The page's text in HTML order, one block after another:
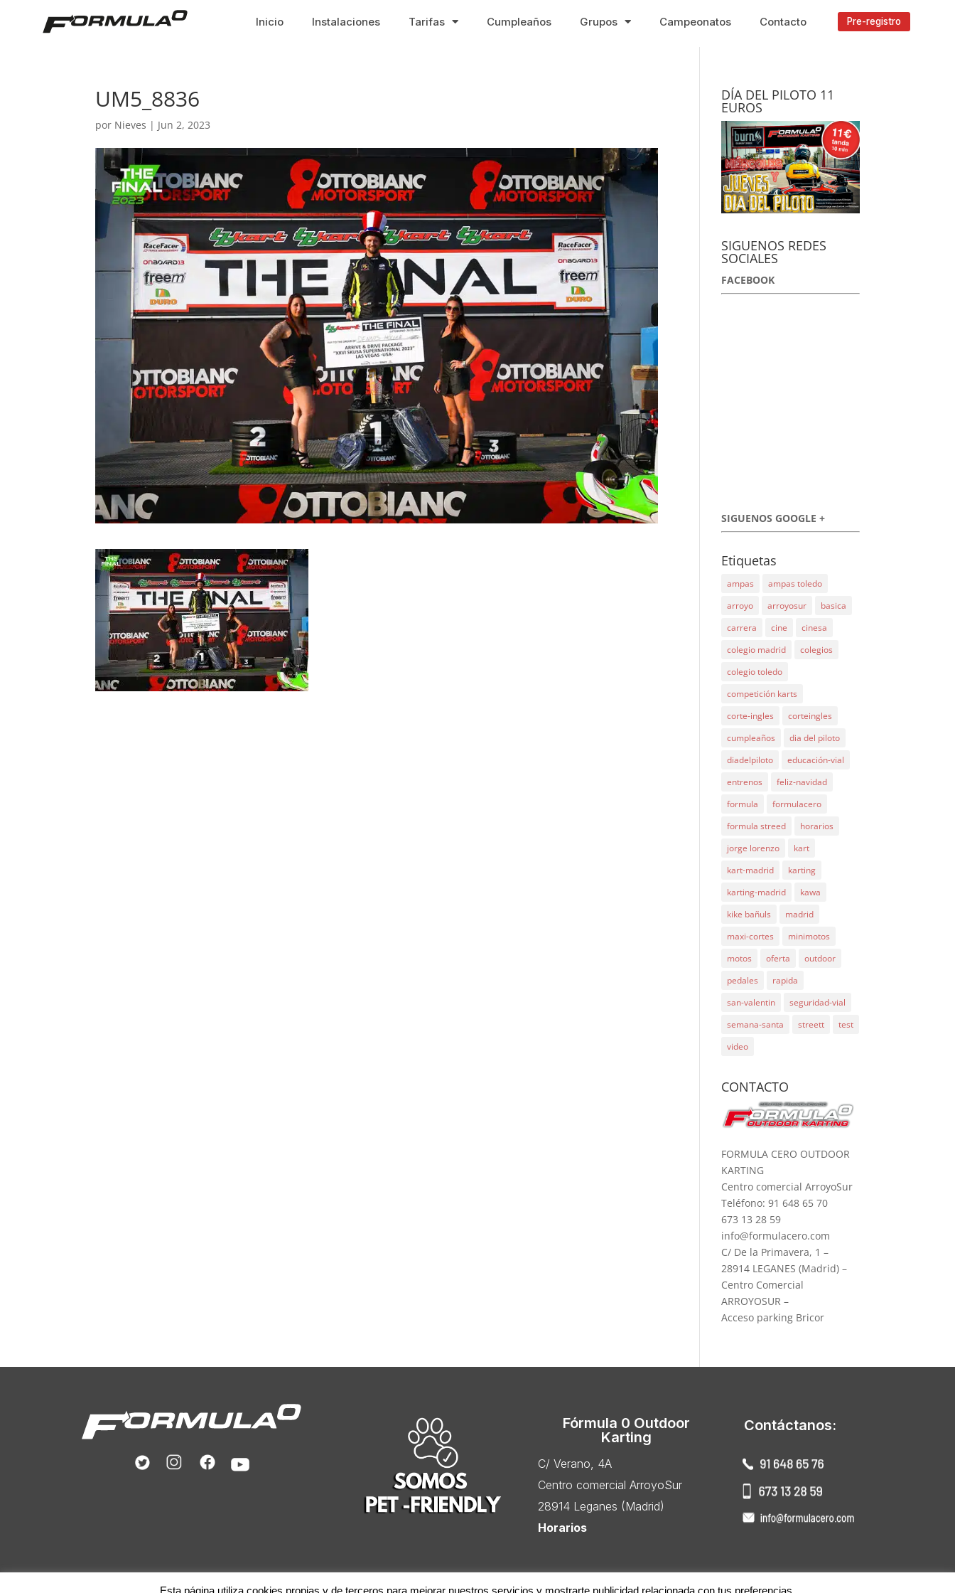
Inicio Instalaciones Tarifas Cumpleaños Grupos Campeonatos Contacto Pre-registro
UM5_8836
por Nieves | Jun 2, 2023
DÍA DEL PILOTO 11
EUROS
SIGUENOS REDES
SOCIALES
FACEBOOK
SIGUENOS GOOGLE +
Etiquetas
ampas
ampas toledo
arroyo
arroyosur
basica
carrera
cine
cinesa
colegio madrid
colegios
colegio toledo
competición karts
corte-ingles
corteingles
cumpleaños
dia del piloto
diadelpiloto
educación-vial
entrenos
feliz-navidad
formula
formulacero
formula streed
horarios
jorge lorenzo
kart
kart-madrid
karting
karting-madrid
kawa
kike bañuls
madrid
maxi-cortes
minimotos
motos
oferta
outdoor
pedales
rapida
san-valentin
seguridad-vial
semana-santa
streett
test
video
CONTACTO
FORMULA CERO OUTDOOR
KARTING
Centro comercial ArroyoSur
Teléfono: 91 648 65 70
673 13 28 59
info@formulacero.com
C/ De la Primavera, 1 –
28914 LEGANES (Madrid) –
Centro Comercial
ARROYOSUR –
Acceso parking Bricor
Fórmula 0 Outdoor
Karting
C/ Verano, 4A
Centro comercial ArroyoSur
28914 Leganes (Madrid)
Horarios
Contáctanos:
Esta página utiliza cookies propias y de terceros para mejorar nuestros servicios y mostrarte publicidad relacionada con tus preferencias.